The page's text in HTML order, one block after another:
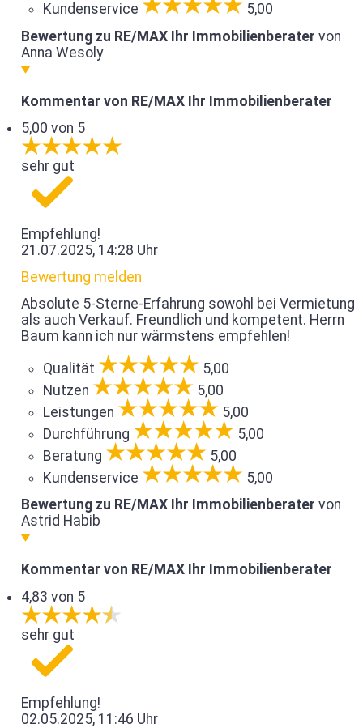
Kundenservice
5,00
Bewertung zu RE/MAX Ihr Immobilienberater von
Anna Wesoly
Kommentar von RE/MAX Ihr Immobilienberater
5,00 von 5
sehr gut
Empfehlung!
21.07.2025, 14:28 Uhr
Bewertung melden
Absolute 5-Sterne-Erfahrung sowohl bei Vermietung
als auch Verkauf. Freundlich und kompetent. Herrn
Baum kann ich nur wärmstens empfehlen!
Qualität
5,00
Nutzen
5,00
Leistungen
5,00
Durchführung
5,00
Beratung
5,00
Kundenservice
5,00
Bewertung zu RE/MAX Ihr Immobilienberater von
Astrid Habib
Kommentar von RE/MAX Ihr Immobilienberater
4,83 von 5
sehr gut
Empfehlung!
02.05.2025, 11:46 Uhr